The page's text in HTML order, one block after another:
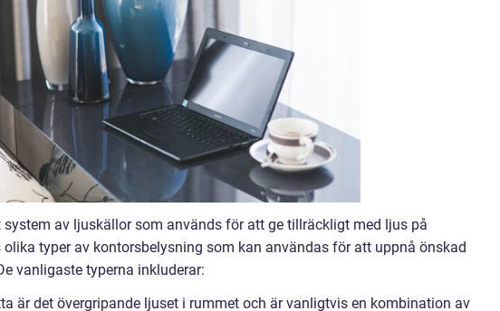
system av ljuskällor som används för att ge tillräckligt med ljus på
typer av kontorsbelysning som kan användas för att uppnå önskad
vanligaste typerna inkluderar:
är det övergripande ljuset i rummet och är vanligtvis en kombination av